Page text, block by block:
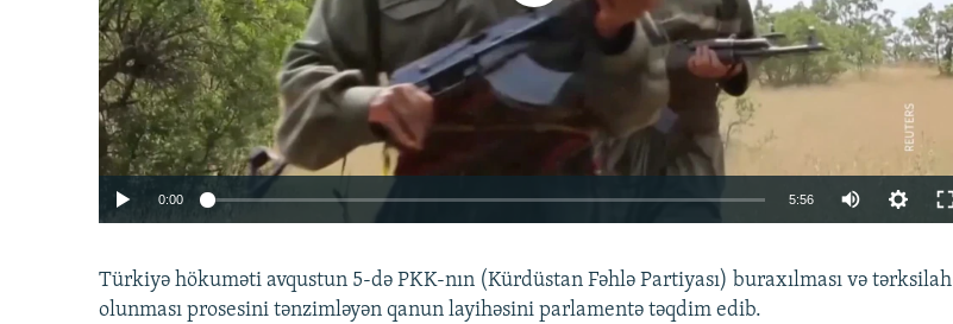
EMBED PAYLAŞ
0:00 5:56
360p
Türkiyə hökuməti avqustun 5-də PKK-nın (Kürdüstan Fəhlə Partiyası) buraxılması və tərksilah
olunması prosesini tənzimləyən qanun layihəsini parlamentə təqdim edib.